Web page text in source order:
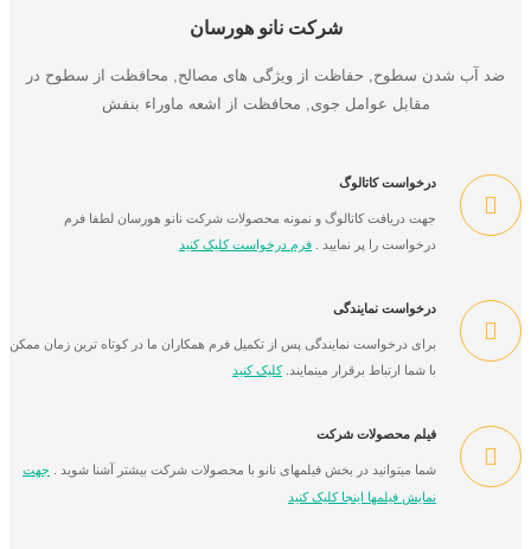
شرکت نانو هورسان
ضد آب شدن سطوح, حفاظت از ویژگی های مصالح, محافظت از سطوح در
مقابل عوامل جوی, محافظت از اشعه ماوراء بنفش
درخواست کاتالوگ
جهت دریافت کاتالوگ و نمونه محصولات شرکت نانو هورسان لطفا فرم
درخواست را پر نمایید . فرم درخواست کلیک کنید
درخواست نمایندگی
برای درخواست نمایندگی پس از تکمیل فرم همکاران ما در کوتاه ترین زمان ممکن
با شما ارتباط برقرار مینمایند.کلیک کنید
فیلم محصولات شرکت
شما میتوانید در بخش فیلمهای نانو با محصولات شرکت بیشتر آشنا شوید . جهت
نمایش فیلمها اینجا کلیک کنید